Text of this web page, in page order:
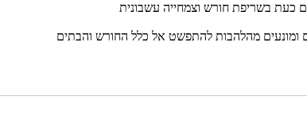
ומונעים מהלהבות להתפשט אל כלל החורש והבתים